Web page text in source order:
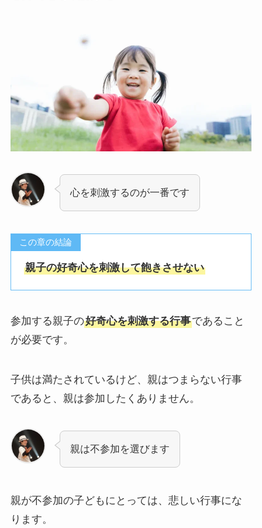
心を刺激するのが一番です
この章の結論
親子の好奇心を刺激して飽きさせない
参加する親子の好奇心を刺激する行事であること
が必要です。
子供は満たされているけど、親はつまらない行事
であると、親は参加したくありません。
親は不参加を選びます
親が不参加の子どもにとっては、悲しい行事にな
ります。